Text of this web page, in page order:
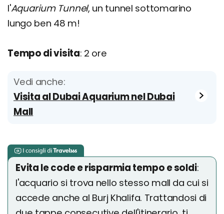
l'Aquarium Tunnel, un tunnel sottomarino
lungo ben 48 m!
Tempo di visita: 2 ore
Vedi anche:
Visita al Dubai Aquarium nel Dubai
Mall
Evita le code e risparmia tempo e soldi:
l'acquario si trova nello stesso mall da cui si
accede anche al Burj Khalifa. Trattandosi di